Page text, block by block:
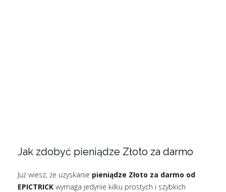
Jak zdobyć pieniądze Złoto za darmo
Już wiesz, że uzyskanie pieniądze Złoto za darmo od
EPICTRICK wymaga jedynie kilku prostych i szybkich